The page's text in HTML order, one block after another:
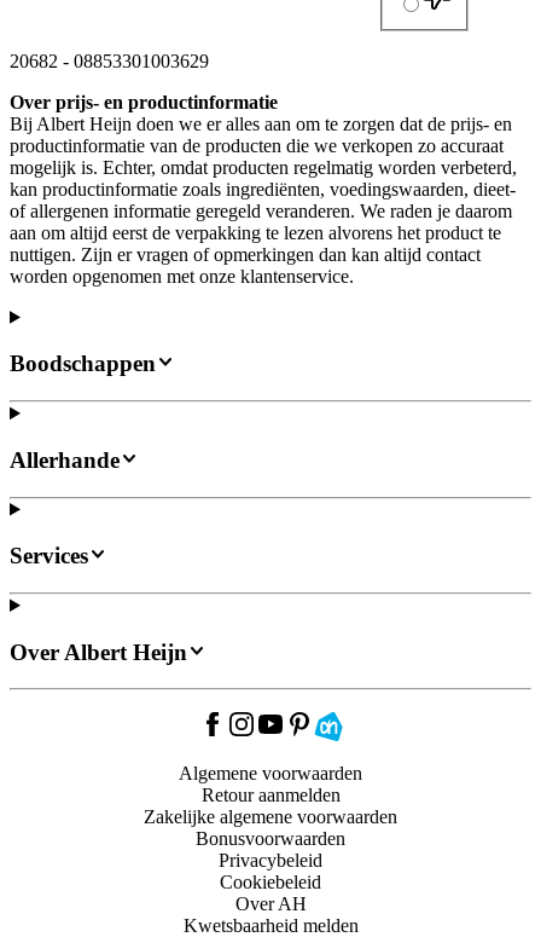
20682 - 08853301003629
Over prijs- en productinformatie
Bij Albert Heijn doen we er alles aan om te zorgen dat de prijs- en
productinformatie van de producten die we verkopen zo accuraat
mogelijk is. Echter, omdat producten regelmatig worden verbeterd,
kan productinformatie zoals ingrediënten, voedingswaarden, dieet-
of allergenen informatie geregeld veranderen. We raden je daarom
aan om altijd eerst de verpakking te lezen alvorens het product te
nuttigen. Zijn er vragen of opmerkingen dan kan altijd contact
worden opgenomen met onze klantenservice.
Boodschappen
Allerhande
Services
Over Albert Heijn
Algemene voorwaarden
Retour aanmelden
Zakelijke algemene voorwaarden
Bonusvoorwaarden
Privacybeleid
Cookiebeleid
Over AH
Kwetsbaarheid melden